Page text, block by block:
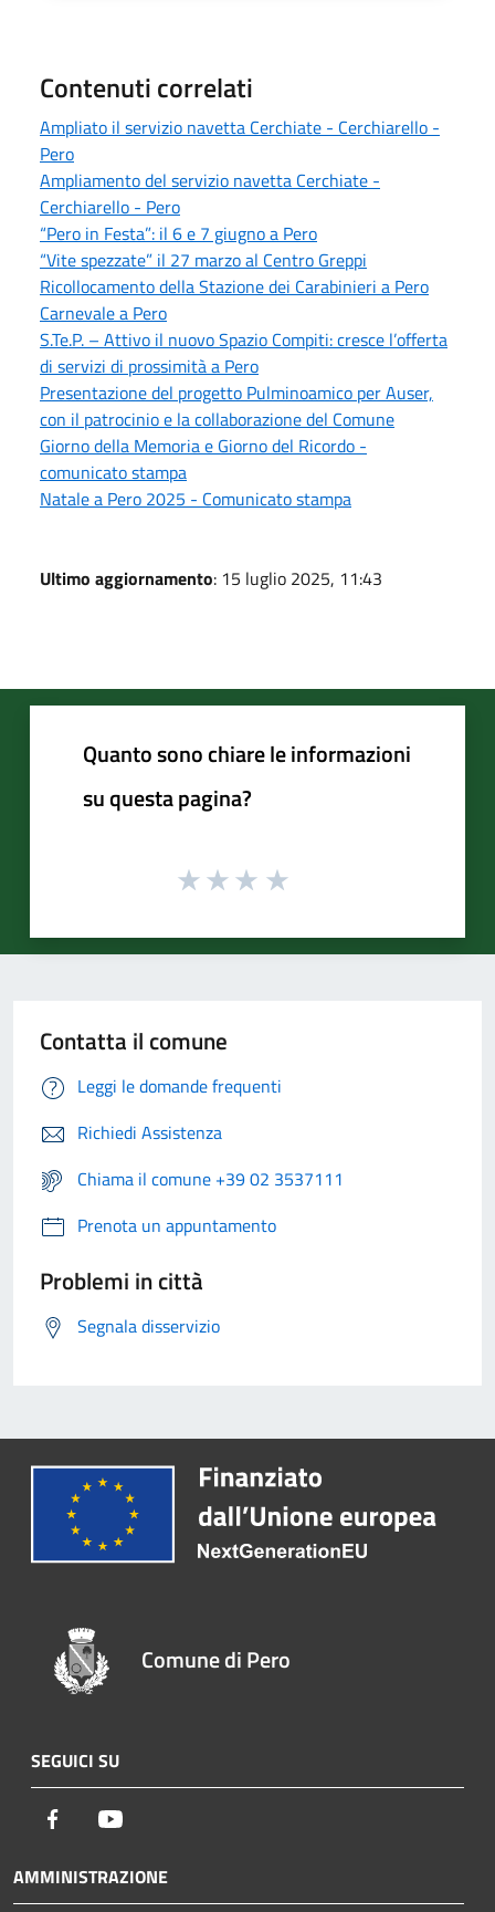
Contenuti correlati
Ampliato il servizio navetta Cerchiate - Cerchiarello -
Pero
Ampliamento del servizio navetta Cerchiate -
Cerchiarello - Pero
“Pero in Festa”: il 6 e 7 giugno a Pero
“Vite spezzate” il 27 marzo al Centro Greppi
Ricollocamento della Stazione dei Carabinieri a Pero
Carnevale a Pero
S.Te.P. – Attivo il nuovo Spazio Compiti: cresce l’offerta
di servizi di prossimità a Pero
Presentazione del progetto Pulminoamico per Auser,
con il patrocinio e la collaborazione del Comune
Giorno della Memoria e Giorno del Ricordo -
comunicato stampa
Natale a Pero 2025 - Comunicato stampa
Ultimo aggiornamento: 15 luglio 2025, 11:43
Quanto sono chiare le informazioni
su questa pagina?
Contatta il comune
Leggi le domande frequenti
Richiedi Assistenza
Chiama il comune +39 02 3537111
Prenota un appuntamento
Problemi in città
Segnala disservizio
Comune di Pero
SEGUICI SU
Facebook
AMMINISTRAZIONE